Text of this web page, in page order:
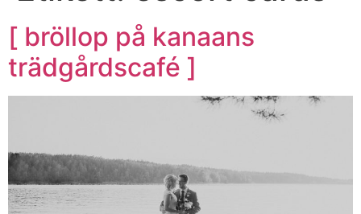
[ bröllop på kanaans
trädgårdscafé ]